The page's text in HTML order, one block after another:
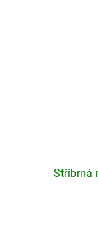
Stříbrná